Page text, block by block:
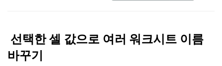
선택한 셀 값으로 여러 워크시트 이름
바꾸기